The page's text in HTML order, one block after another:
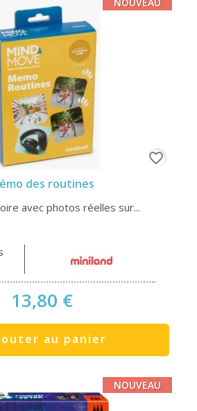
des routines
avec photos réelles sur...
13,80 €
au panier
favorite_border
NOUVEAU